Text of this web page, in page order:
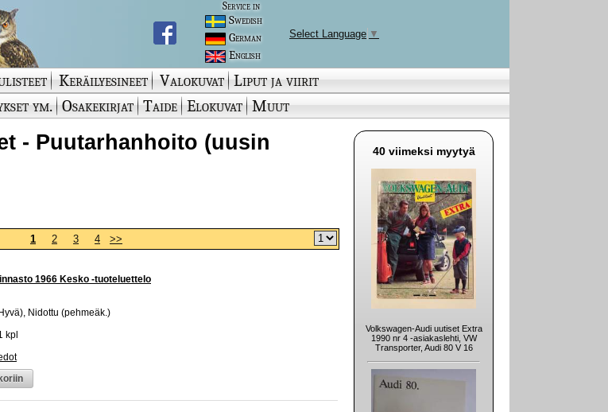
Service in
Swedish
German
English
Select Language ▼
Keräilyesineet Valokuvat Liput ja viirit
ym. Osakekirjat Taide Elokuvat Muut
- Puutarhanhoito (uusin
1 2 3 4 >>
1966 Kesko -tuoteluettelo
Nidottu (pehmeäk.)
kpl
40 viimeksi myytyä
Volkswagen-Audi uutiset Extra
1990 nr 4 -asiakaslehti, VW
Transporter, Audi 80 V 16